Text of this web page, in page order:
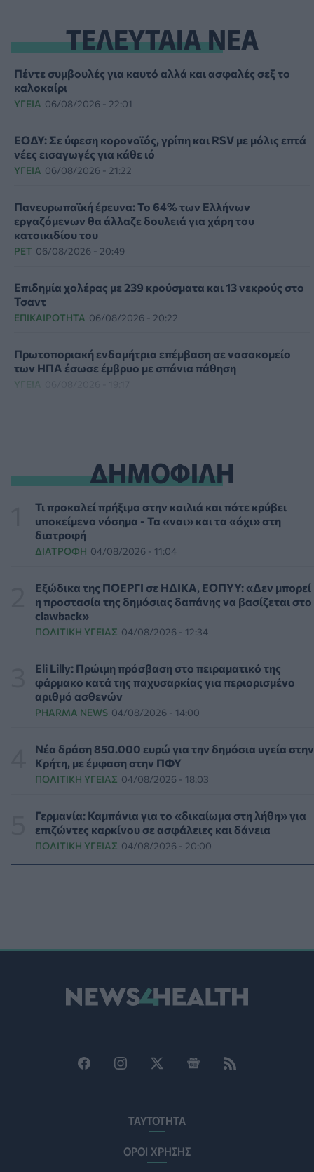
ΤΕΛΕΥΤΑΙΑ ΝΕΑ
Πέντε συμβουλές για καυτό αλλά και ασφαλές σεξ το
καλοκαίρι
ΥΓΕΊΑ 06/08/2026 - 22:01
ΕΟΔΥ: Σε ύφεση κορονοϊός, γρίπη και RSV με μόλις επτά
νέες εισαγωγές για κάθε ιό
ΥΓΕΊΑ 06/08/2026 - 21:22
Πανευρωπαϊκή έρευνα: Το 64% των Ελλήνων
εργαζόμενων θα άλλαζε δουλειά για χάρη του
κατοικιδίου του
PET 06/08/2026 - 20:49
Επιδημία χολέρας με 239 κρούσματα και 13 νεκρούς στο
Τσαντ
ΕΠΙΚΑΙΡΌΤΗΤΑ 06/08/2026 - 20:22
Πρωτοποριακή ενδομήτρια επέμβαση σε νοσοκομείο
των ΗΠΑ έσωσε έμβρυο με σπάνια πάθηση
ΥΓΕΊΑ 06/08/2026 - 19:17
Διαβητική αμφιβληστροειδοπάθεια: «Σιωπηλός»
κίνδυνος για την όραση των ασθενών
HEALTH TALK 06/08/2026 - 17:34
Γιατί οι γιατροί διστάζουν να γράψουν ορμονική
ΥΓΕΊΑ 06/08/2026 - 17:01
Γιαννάκος: Πρωτοφανής πίεση στο Νοσοκομείο
Ζακύνθου - Καταγγέλθηκαν οκτώ βιασμοί γυναικών
Έκτακτα μέτρα και στην Καστοριά κατά της διασποράς
της ευλογιάς των προβάτων
ΕΠΙΚΑΙΡΌΤΗΤΑ 06/08/2026 - 16:16
Τα τρία SOS στη μέση ηλικία που εξασφαλίζουν 13
επιπλέον χρόνια χωρίς άνοια
ΥΓΕΊΑ 06/08/2026 - 16:00
Εθελοντές του ΕΕΣ διέσωσαν δεκάδες οικόσιτα και
άγρια ζώα από τις φωτιές στη Δυτική Αττική
06/08/2026 - 15:42
ΥΓΕΊΑ 06/08/2026 - 15:00
ΕΔΟΕΑΠ: Συστάσεις για τις επερχόμενες ζέστες - Πότε
πρέπει να απευθυνθούμε στον γιατρό μας
06/08/2026 - 14:17
ΔΗΜΟΦΙΛΗ
Τι προκαλεί πρήξιμο στην κοιλιά και πότε κρύβει
υποκείμενο νόσημα - Τα «ναι» και τα «όχι» στη
διατροφή
ΔΙΑΤΡΟΦΉ 04/08/2026 - 11:04
Εξώδικα της ΠΟΕΡΓΙ σε ΗΔΙΚΑ, ΕΟΠΥΥ: «Δεν μπορεί
η προστασία της δημόσιας δαπάνης να βασίζεται στο
clawback»
ΠΟΛΙΤΙΚΉ ΥΓΕΊΑΣ 04/08/2026 - 12:34
Eli Lilly: Πρώιμη πρόσβαση στο πειραματικό της
φάρμακο κατά της παχυσαρκίας για περιορισμένο
αριθμό ασθενών
PHARMA NEWS 04/08/2026 - 14:00
Νέα δράση 850.000 ευρώ για την δημόσια υγεία στην
Κρήτη, με έμφαση στην ΠΦΥ
ΠΟΛΙΤΙΚΉ ΥΓΕΊΑΣ 04/08/2026 - 18:03
Γερμανία: Καμπάνια για το «δικαίωμα στη λήθη» για
επιζώντες καρκίνου σε ασφάλειες και δάνεια
ΠΟΛΙΤΙΚΉ ΥΓΕΊΑΣ 04/08/2026 - 20:00
ΤΑΥΤΟΤΗΤΑ
ΟΡΟΙ ΧΡΗΣΗΣ